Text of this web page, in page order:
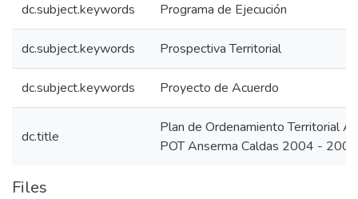
dc.subject.keywords Programa de Ejecución
dc.subject.keywords Prospectiva Territorial
dc.subject.keywords Proyecto de Acuerdo
dc.title
Plan de Ordenamiento Territorial
POT Anserma Caldas 2004 - 2007
Files